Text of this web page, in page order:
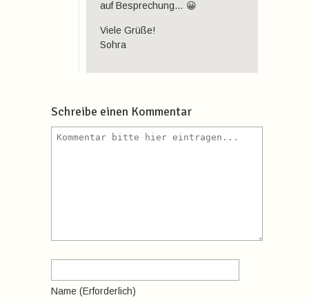
auf Besprechung… 😀
Viele Grüße!
Sohra
Schreibe einen Kommentar
Name (erforderlich)